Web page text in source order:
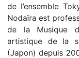
de l’ensemble
Nodaïra est
de la Musique
artistique de la
(Japon) depuis